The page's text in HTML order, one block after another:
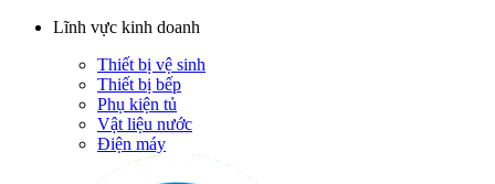
Lĩnh vực kinh doanh
Thiết bị vệ sinh
Thiết bị bếp
Phụ kiện tủ
Vật liệu nước
Điện máy